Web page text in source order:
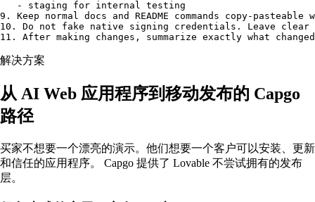
   - staging for internal testing
9. Keep normal docs and README commands copy-
10. Do not fake native signing credentials. Leave clear
11. After making changes, summarize exactly what
解决方案
从 AI Web 应用程序到移动发布的 Capgo
路径
买家不想要一个漂亮的演示。他们想要一个客户可以安装、更新
和信任的应用程序。 Capgo 提供了 Lovable 不尝试拥有的发布
层。